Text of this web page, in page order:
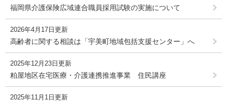
福岡県介護保険広域連合職員採用試験の実施について
2026年4月17日更新
高齢者に関する相談は「宇美町地域包括支援センター」へ
2025年12月23日更新
粕屋地区在宅医療・介護連携推進事業 住民講座
2025年11月1日更新